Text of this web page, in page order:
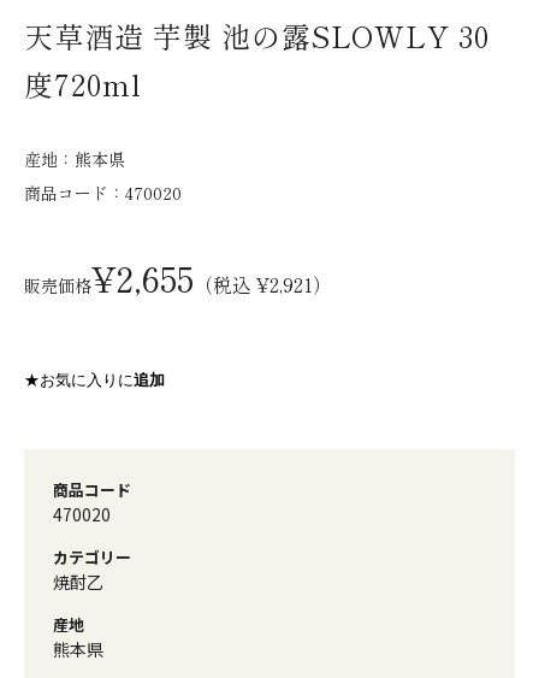
天草酒造 芋製 池の露SLOWLY 30
度720ml
産地： 熊本県
商品コード： 470020
販売価格¥2,655 （税込 ¥2,921）
★お気に入りに追加
商品コード
470020
カテゴリー
焼酎乙
産地
熊本県